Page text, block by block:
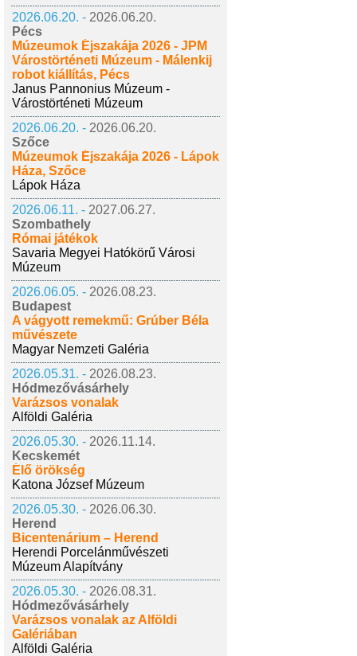
2026.06.20. - 2026.06.20.
Pécs
Múzeumok Éjszakája 2026 - JPM
Várostörténeti Múzeum - Málenkij
robot kiállítás, Pécs
Janus Pannonius Múzeum -
Várostörténeti Múzeum
2026.06.20. - 2026.06.20.
Szőce
Múzeumok Éjszakája 2026 - Lápok
Háza, Szőce
Lápok Háza
2026.06.11. - 2027.06.27.
Szombathely
Római játékok
Savaria Megyei Hatókörű Városi
Múzeum
2026.06.05. - 2026.08.23.
Budapest
A vágyott remekmű: Grúber Béla
művészete
Magyar Nemzeti Galéria
2026.05.31. - 2026.08.23.
Hódmezővásárhely
Varázsos vonalak
Alföldi Galéria
2026.05.30. - 2026.11.14.
Kecskemét
Élő örökség
Katona József Múzeum
2026.05.30. - 2026.06.30.
Herend
Bicentenárium – Herend
Herendi Porcelánművészeti
Múzeum Alapítvány
2026.05.30. - 2026.08.31.
Hódmezővásárhely
Varázsos vonalak az Alföldi
Galériában
Alföldi Galéria